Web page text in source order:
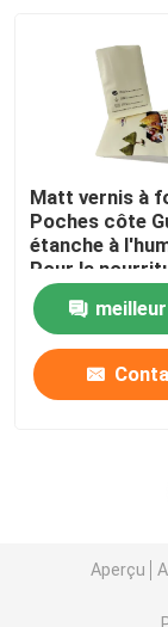
Matt vernis à
Poches côte
étanche à
Pour la
riz
Aperçu